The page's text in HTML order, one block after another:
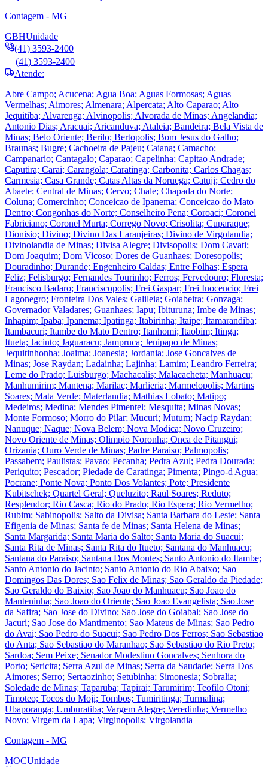
Contagem - MG
GBHUnidade
(41) 3593-2400
(41) 3593-2400
Atende:
Abre Campo; Acucena; Agua Boa; Aguas Formosas; Aguas
Vermelhas; Aimores; Almenara; Alpercata; Alto Caparao; Alto
Jequitiba; Alvarenga; Alvinopolis; Alvorada de Minas; Angelandia;
Antonio Dias; Aracuai; Aricanduva; Ataleia; Bandeira; Bela Vista de
Minas; Belo Oriente; Berilo; Bertopolis; Bom Jesus do Galho;
Braunas; Bugre; Cachoeira de Pajeu; Caiana; Camacho;
Campanario; Cantagalo; Caparao; Capelinha; Capitao Andrade;
Caputira; Carai; Carangola; Caratinga; Carbonita; Carlos Chagas;
Carmesia; Casa Grande; Catas Altas da Noruega; Catuji; Cedro do
Abaete; Central de Minas; Cervo; Chale; Chapada do Norte;
Coluna; Comercinho; Conceicao de Ipanema; Conceicao do Mato
Dentro; Congonhas do Norte; Conselheiro Pena; Coroaci; Coronel
Fabriciano; Coronel Murta; Corrego Novo; Crisolita; Cuparaque;
Dionisio; Divino; Divino Das Laranjeiras; Divino de Virgolandia;
Divinolandia de Minas; Divisa Alegre; Divisopolis; Dom Cavati;
Dom Joaquim; Dom Vicoso; Dores de Guanhaes; Doresopolis;
Douradinho; Durande; Engenheiro Caldas; Entre Folhas; Espera
Feliz; Felisburgo; Fernandes Tourinho; Ferros; Fervedouro; Floresta;
Francisco Badaro; Franciscopolis; Frei Gaspar; Frei Inocencio; Frei
Lagonegro; Fronteira Dos Vales; Galileia; Goiabeira; Gonzaga;
Governador Valadares; Guanhaes; Iapu; Ibituruna; Imbe de Minas;
Inhapim; Ipaba; Ipanema; Ipatinga; Itabirinha; Itaipe; Itamarandiba;
Itambacuri; Itambe do Mato Dentro; Itanhomi; Itaobim; Itinga;
Itueta; Jacinto; Jaguaracu; Jampruca; Jenipapo de Minas;
Jequitinhonha; Joaima; Joanesia; Jordania; Jose Goncalves de
Minas; Jose Raydan; Ladainha; Lajinha; Lamim; Leandro Ferreira;
Leme do Prado; Luisburgo; Machacalis; Malacacheta; Manhuacu;
Manhumirim; Mantena; Marilac; Marlieria; Marmelopolis; Martins
Soares; Mata Verde; Materlandia; Mathias Lobato; Matipo;
Medeiros; Medina; Mendes Pimentel; Mesquita; Minas Novas;
Monte Formoso; Morro do Pilar; Mucuri; Mutum; Nacip Raydan;
Nanuque; Naque; Nova Belem; Nova Modica; Novo Cruzeiro;
Novo Oriente de Minas; Olimpio Noronha; Onca de Pitangui;
Orizania; Ouro Verde de Minas; Padre Paraiso; Palmopolis;
Passabem; Paulistas; Pavao; Pecanha; Pedra Azul; Pedra Dourada;
Periquito; Pescador; Piedade de Caratinga; Pimenta; Pingo-d Agua;
Pocrane; Ponte Nova; Ponto Dos Volantes; Pote; Presidente
Kubitschek; Quartel Geral; Queluzito; Raul Soares; Reduto;
Resplendor; Rio Casca; Rio do Prado; Rio Espera; Rio Vermelho;
Rubim; Sabinopolis; Salto da Divisa; Santa Barbara do Leste; Santa
Efigenia de Minas; Santa fe de Minas; Santa Helena de Minas;
Santa Margarida; Santa Maria do Salto; Santa Maria do Suacui;
Santa Rita de Minas; Santa Rita do Itueto; Santana do Manhuacu;
Santana do Paraiso; Santana Dos Montes; Santo Antonio do Itambe;
Santo Antonio do Jacinto; Santo Antonio do Rio Abaixo; Sao
Domingos Das Dores; Sao Felix de Minas; Sao Geraldo da Piedade;
Sao Geraldo do Baixio; Sao Joao do Manhuacu; Sao Joao do
Manteninha; Sao Joao do Oriente; Sao Joao Evangelista; Sao Jose
da Safira; Sao Jose do Divino; Sao Jose do Goiabal; Sao Jose do
Jacuri; Sao Jose do Mantimento; Sao Mateus de Minas; Sao Pedro
do Avai; Sao Pedro do Suacui; Sao Pedro Dos Ferros; Sao Sebastiao
do Anta; Sao Sebastiao do Maranhao; Sao Sebastiao do Rio Preto;
Sardoa; Sem Peixe; Senador Modestino Goncalves; Senhora do
Porto; Sericita; Serra Azul de Minas; Serra da Saudade; Serra Dos
Aimores; Serro; Sertaozinho; Setubinha; Simonesia; Sobralia;
Soledade de Minas; Taparuba; Tapirai; Tarumirim; Teofilo Otoni;
Timoteo; Tocos do Moji; Tombos; Tumiritinga; Turmalina;
Ubaporanga; Umburatiba; Vargem Alegre; Veredinha; Vermelho
Novo; Virgem da Lapa; Virginopolis; Virgolandia
Contagem - MG
MOCUnidade